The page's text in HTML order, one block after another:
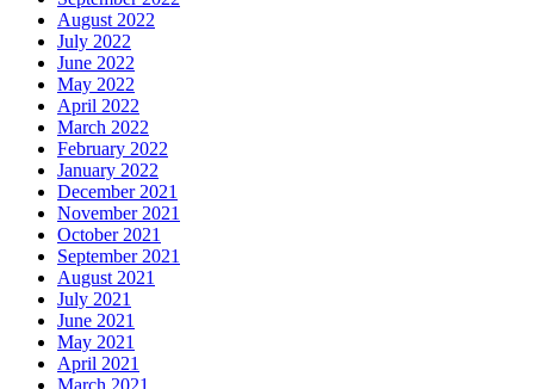
August 2022
July 2022
June 2022
May 2022
April 2022
March 2022
February 2022
January 2022
December 2021
November 2021
October 2021
September 2021
August 2021
July 2021
June 2021
May 2021
April 2021